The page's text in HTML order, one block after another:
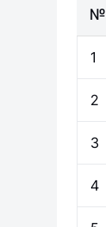
№
1
2
3
4